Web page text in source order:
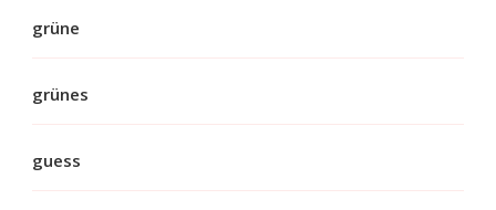
grüne
grünes
guess